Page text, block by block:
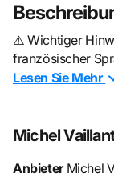
⚠️ Wichtiger
französischer
dans une
à des courses
Lesen Sie Mehr
Michel
AnbieterMichel